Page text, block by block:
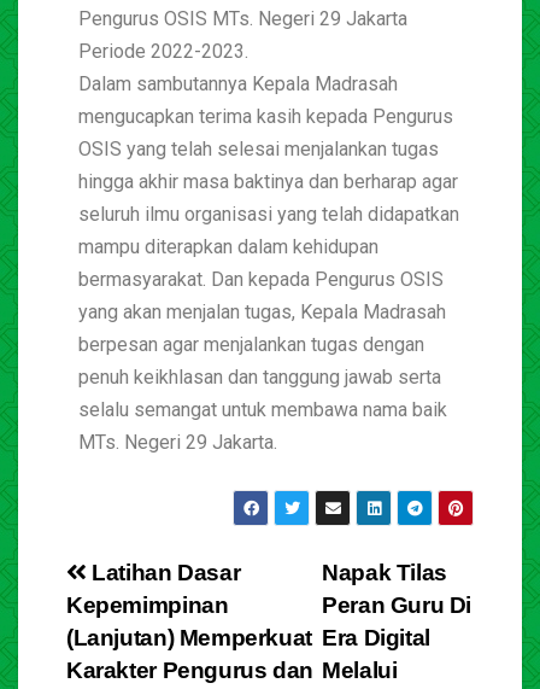
Pengurus OSIS MTs. Negeri 29 Jakarta
Periode 2022-2023.
Dalam sambutannya Kepala Madrasah
mengucapkan terima kasih kepada Pengurus
OSIS yang telah selesai menjalankan tugas
hingga akhir masa baktinya dan berharap agar
seluruh ilmu organisasi yang telah didapatkan
mampu diterapkan dalam kehidupan
bermasyarakat. Dan kepada Pengurus OSIS
yang akan menjalan tugas, Kepala Madrasah
berpesan agar menjalankan tugas dengan
penuh keikhlasan dan tanggung jawab serta
selalu semangat untuk membawa nama baik
MTs. Negeri 29 Jakarta.
Napak Tilas
Peran Guru Di
Era Digital
Melalui
Latihan Dasar
Kepemimpinan
(Lanjutan) Memperkuat
Karakter Pengurus dan